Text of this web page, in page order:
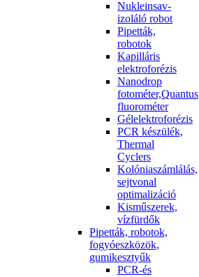
Nukleinsav-
izoláló robot
Pipetták,
robotok
Kapilláris
elektroforézis
Nanodrop
fotométer,Quantus
fluorométer
Gélelektroforézis
PCR készülék,
Thermal
Cyclers
Kolóniaszámlálás,
sejtvonal
optimalizáció
Kisműszerek,
vízfürdők
Pipetták, robotok,
fogyóeszközök,
gumikesztyűk
PCR-és